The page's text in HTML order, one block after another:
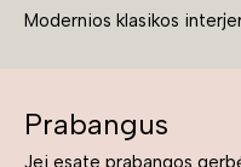
Prabangus